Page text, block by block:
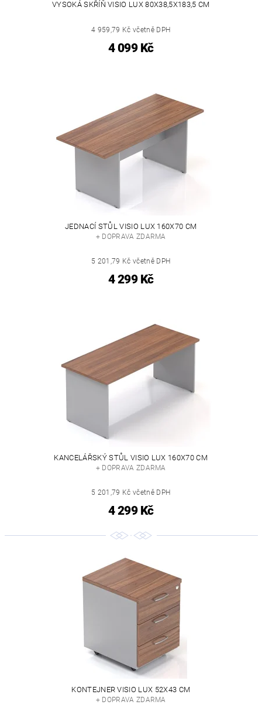
VYSOKÁ SKŘÍŇ VISIO LUX 80X38,5X183,5 CM
4 959,79 Kč včetně DPH
4 099 Kč
JEDNACÍ STŮL VISIO LUX 160X70 CM
+ DOPRAVA ZDARMA
5 201,79 Kč včetně DPH
4 299 Kč
KANCELÁŘSKÝ STŮL VISIO LUX 160X70 CM
+ DOPRAVA ZDARMA
5 201,79 Kč včetně DPH
4 299 Kč
KONTEJNER VISIO LUX 52X43 CM
+ DOPRAVA ZDARMA